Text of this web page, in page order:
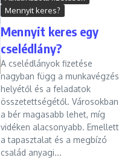
Mennyit keres?
Mennyit keres egy
cselédlány?
A cselédlányok fizetése
nagyban függ a munkavégzés
helyétől és a feladatok
összetettségétől. Városokban
a bér magasabb lehet, míg
vidéken alacsonyabb. Emellett
a tapasztalat és a megbízó
család anyagi...